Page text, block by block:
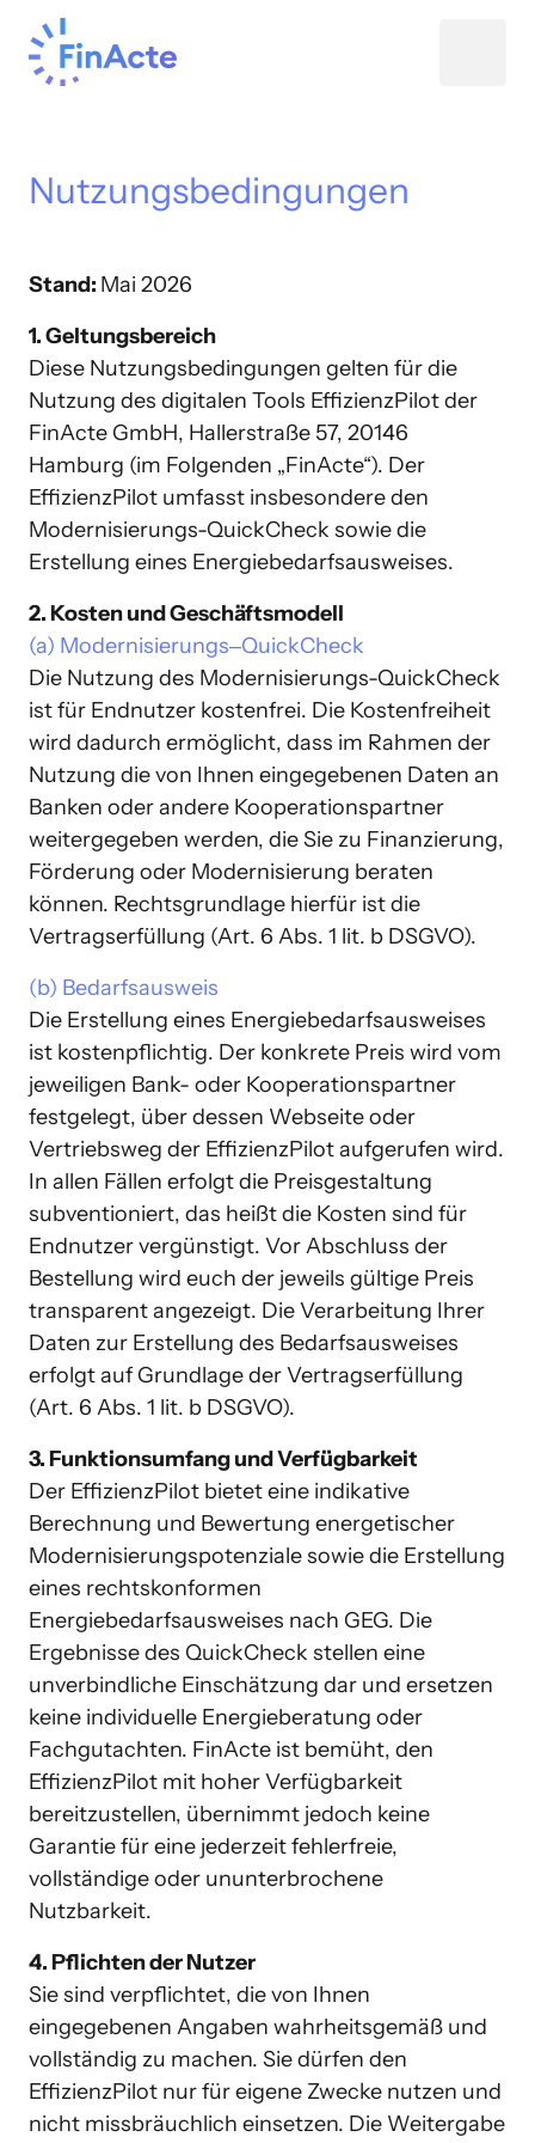
Nutzungsbedingungen
Stand:
1. Geltungsbereich
Diese Nutzungsbedingungen gelten für die
Nutzung des digitalen Tools EffizienzPilot der
FinActe GmbH, Hallerstraße 57, 20146
Hamburg (im Folgenden „FinActe“). Der
EffizienzPilot umfasst insbesondere den
Modernisierungs-QuickCheck sowie die
2. Kosten und Geschäftsmodell
(a) Modernisierungs‒QuickCheck
Die Nutzung des Modernisierungs-QuickCheck
ist für Endnutzer kostenfrei. Die Kostenfreiheit
wird dadurch ermöglicht, dass im Rahmen der
Nutzung die von Ihnen eingegebenen Daten an
Banken oder andere Kooperationspartner
weitergegeben werden, die Sie zu Finanzierung,
Förderung oder Modernisierung beraten
können. Rechtsgrundlage hierfür ist die
(b) Bedarfsausweis
Die Erstellung eines Energiebedarfsausweises
ist kostenpflichtig. Der konkrete Preis wird vom
jeweiligen Bank- oder Kooperationspartner
festgelegt, über dessen Webseite oder
Vertriebsweg der EffizienzPilot aufgerufen wird.
In allen Fällen erfolgt die Preisgestaltung
subventioniert, das heißt die Kosten sind für
Endnutzer vergünstigt. Vor Abschluss der
Bestellung wird euch der jeweils gültige Preis
transparent angezeigt. Die Verarbeitung Ihrer
Daten zur Erstellung des Bedarfsausweises
erfolgt auf Grundlage der Vertragserfüllung
(Art. 6 Abs. 1 lit. b DSGVO).
3. Funktionsumfang und Verfügbarkeit
Der EffizienzPilot bietet eine indikative
Berechnung und Bewertung energetischer
Modernisierungspotenziale sowie die Erstellung
eines rechtskonformen
Energiebedarfsausweises nach GEG. Die
Ergebnisse des QuickCheck stellen eine
unverbindliche Einschätzung dar und ersetzen
keine individuelle Energieberatung oder
Fachgutachten. FinActe ist bemüht, den
EffizienzPilot mit hoher Verfügbarkeit
bereitzustellen, übernimmt jedoch keine
Garantie für eine jederzeit fehlerfreie,
vollständige oder ununterbrochene
4. Pflichten der Nutzer
Sie sind verpflichtet, die von Ihnen
eingegebenen Angaben wahrheitsgemäß und
vollständig zu machen. Sie dürfen den
EffizienzPilot nur für eigene Zwecke nutzen und
nicht missbräuchlich einsetzen. Die Weitergabe